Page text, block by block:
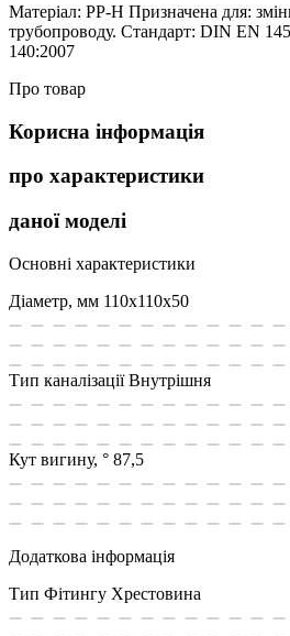
Матеріал: PP-H Призначена для:
трубопроводу. Стандарт: DIN EN
140:2007
Про товар
Корисна інформація
про характеристики
даної моделі
Основні характеристики
Діаметр, мм 110х110х50
Тип каналізації Внутрішня
Кут вигину, ° 87,5
Додаткова інформація
Тип Фітингу Хрестовина